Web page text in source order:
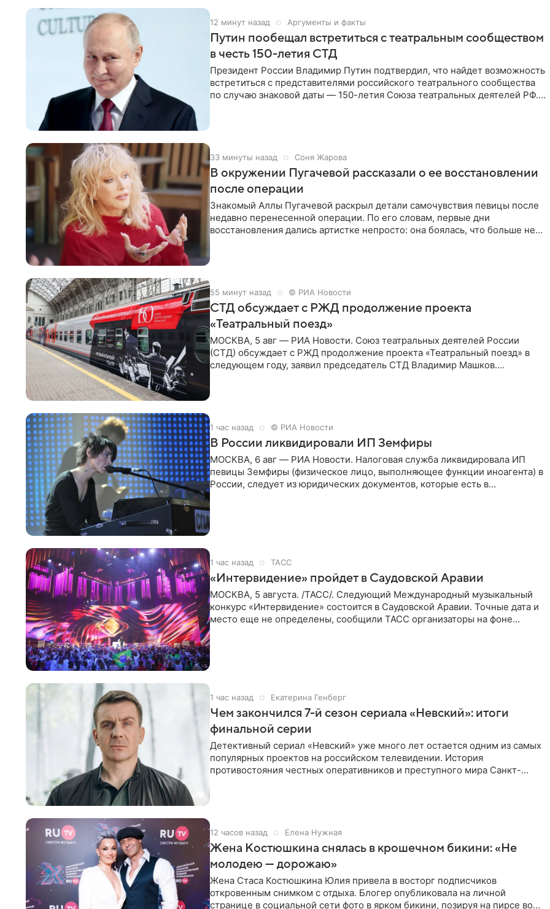
12 минут назад Аргументы и факты
Путин пообещал встретиться с театральным сообществом
в честь 150-летия СТД
Президент России Владимир Путин подтвердил, что найдет возможность
встретиться с представителями российского театрального сообщества
по случаю знаковой даты — 150-летия Союза театральных деятелей РФ.
33 минуты назад Соня Жарова
В окружении Пугачевой рассказали о ее восстановлении
после операции
Знакомый Аллы Пугачевой раскрыл детали самочувствия певицы после
недавно перенесенной операции. По его словам, первые дни
восстановления дались артистке непросто: она боялась, что больше не
55 минут назад © РИА Новости
СТД обсуждает с РЖД продолжение проекта
«Театральный поезд»
МОСКВА, 5 авг — РИА Новости. Союз театральных деятелей России
(СТД) обсуждает с РЖД продолжение проекта «Театральный поезд» в
следующем году, заявил председатель СТД Владимир Машков.
1 час назад © РИА Новости
В России ликвидировали ИП Земфиры
МОСКВА, 6 авг — РИА Новости. Налоговая служба ликвидировала ИП
певицы Земфиры (физическое лицо, выполняющее функции иноагента) в
России, следует из юридических документов, которые есть в
1 час назад ТАСС
«Интервидение» пройдет в Саудовской Аравии
МОСКВА, 5 августа. /ТАСС/. Следующий Международный музыкальный
конкурс «Интервидение» состоится в Саудовской Аравии. Точные дата и
место еще не определены, сообщили ТАСС организаторы на фоне
1 час назад Екатерина Генберг
Чем закончился 7-й сезон сериала «Невский»: итоги
финальной серии
Детективный сериал «Невский» уже много лет остается одним из самых
популярных проектов на российском телевидении. История
противостояния честных оперативников и преступного мира Санкт-
12 часов назад Елена Нужная
Жена Костюшкина снялась в крошечном бикини: «Не
молодею — дорожаю»
Жена Стаса Костюшкина Юлия привела в восторг подписчиков
откровенным снимком с отдыха. Блогер опубликовала на личной
странице в социальной сети фото в ярком бикини, позируя на пирсе во